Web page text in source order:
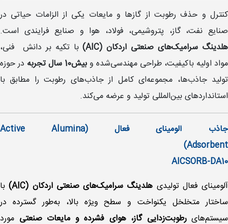
کنترل و حذف رطوبت از گازها و مایعات یکی از الزامات حیاتی در
صنایع نفت، گاز، پتروشیمی، فولاد، هوا و صنایع فرایندی است.
هلدینگ سرامیک‌های صنعتی اردکان (AIC)
با تکیه بر دانش فنی،
مواد اولیه باکیفیت، طراحی مهندسی‌شده وبیش10 سال تجربه
در حوزه
تولید جاذب‌ها، مجموعه‌ای کامل از جاذب‌های رطوبت را مطابق با
استانداردهای بین‌المللی تولید و عرضه می‌کند.
جاذب آلومینای فعال (Active Alumina
AICSORB-DA10
آلومینای فعال تولیدی هلدینگ سرامیک‌های صنعتی اردکان (AIC)
با
ساختار متخلخل یکنواخت و سطح ویژه بالا، به‌طور گسترده در
سیستم‌هایرطوبت‌زدایی گاز، هوای فشرده و مایعات صنعتی مورد